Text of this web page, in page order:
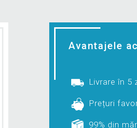
Avantajele
Livrare în 5
Prețuri
99% din